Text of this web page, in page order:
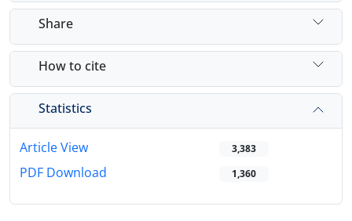
Share
How to cite
Statistics
Article View 3,383
PDF Download 1,360